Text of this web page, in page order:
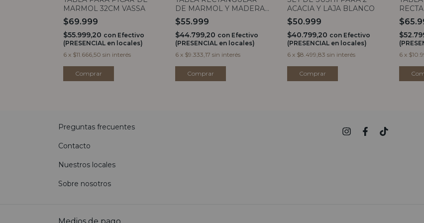
MARMOL 32CM VASSA
$69.999
$55.999,20 con Efectivo
(PRESENCIAL en locales)
6 x $11.666,50 sin interés
DE MARMOL Y MADERA
CON MANGO
$55.999
$44.799,20 con Efectivo
(PRESENCIAL en locales)
6 x $9.333,17 sin interés
ACACIA Y LAJA BLANCO
$50.999
$40.799,20 con Efectivo
(PRESENCIAL en locales)
6 x $8.499,83 sin interés
6 x
Preguntas frecuentes
Contacto
Nuestros locales
Sobre nosotros